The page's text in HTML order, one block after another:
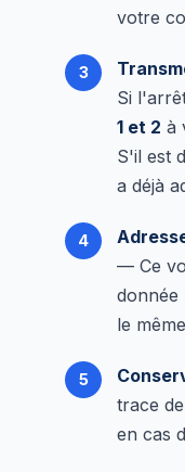
votre
Si
1 et 2 à
S'il est
a déjà
— Ce
donnée
le
trace
en cas